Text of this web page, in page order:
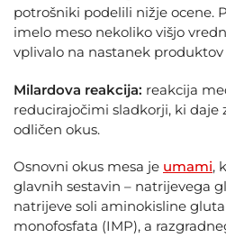
potrošniki podelili nižje ocene.
imelo meso nekoliko višjo
vplivalo na nastanek
Milardova reakcija: reakcija
reducirajočimi sladkorji, ki daje
odličen okus.
Osnovni okus mesa je umami,
glavnih sestavin – natrijevega
natrijeve soli aminokisline
monofosfata (IMP), a